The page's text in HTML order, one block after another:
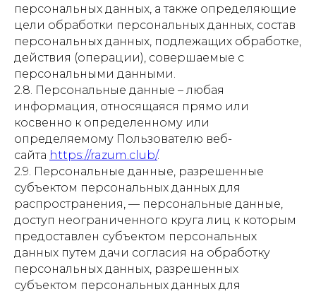
персональных данных, а также определяющие
цели обработки персональных данных, состав
персональных данных, подлежащих обработке,
действия (операции), совершаемые с
персональными данными.
2.8. Персональные данные – любая
информация, относящаяся прямо или
косвенно к определенному или
определяемому Пользователю веб-
сайта https://razum.club/.
2.9. Персональные данные, разрешенные
субъектом персональных данных для
распространения, — персональные данные,
доступ неограниченного круга лиц к которым
предоставлен субъектом персональных
данных путем дачи согласия на обработку
персональных данных, разрешенных
субъектом персональных данных для